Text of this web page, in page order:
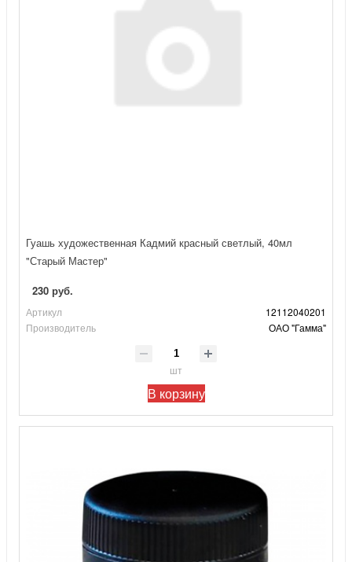
Гуашь художественная Кадмий красный светлый, 40мл
"Старый Мастер"
230 руб.
Артикул
12112040201
Производитель
ОАО "Гамма"
шт
В корзину